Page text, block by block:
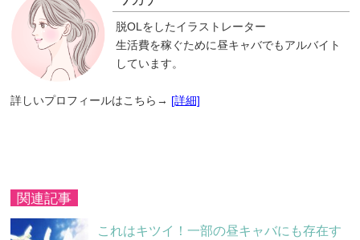
脱OLをしたイラストレーター
生活費を稼ぐために昼キャバでもアルバイト
しています。
詳しいプロフィールはこちら→ [詳細]
関連記事
これはキツイ！一部の昼キャバにも存在す